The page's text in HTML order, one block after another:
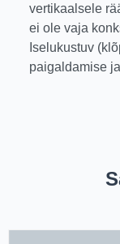
vertikaalsele
ei ole vaja
Iselukustuv
paigaldamise